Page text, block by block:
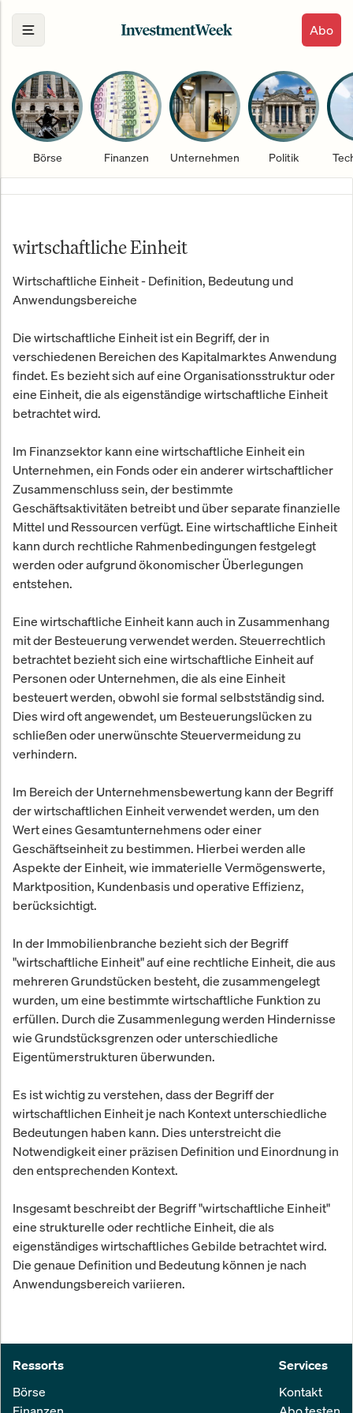
Abo
Börse Finanzen Unternehmen Politik
wirtschaftliche Einheit
Wirtschaftliche Einheit - Definition, Bedeutung und
Anwendungsbereiche
Die wirtschaftliche Einheit ist ein Begriff, der in
verschiedenen Bereichen des Kapitalmarktes Anwendung
findet. Es bezieht sich auf eine Organisationsstruktur oder
eine Einheit, die als eigenständige wirtschaftliche Einheit
betrachtet wird.
Im Finanzsektor kann eine wirtschaftliche Einheit ein
Unternehmen, ein Fonds oder ein anderer wirtschaftlicher
Zusammenschluss sein, der bestimmte
Geschäftsaktivitäten betreibt und über separate finanzielle
Mittel und Ressourcen verfügt. Eine wirtschaftliche Einheit
kann durch rechtliche Rahmenbedingungen festgelegt
werden oder aufgrund ökonomischer Überlegungen
entstehen.
Eine wirtschaftliche Einheit kann auch in Zusammenhang
mit der Besteuerung verwendet werden. Steuerrechtlich
betrachtet bezieht sich eine wirtschaftliche Einheit auf
Personen oder Unternehmen, die als eine Einheit
besteuert werden, obwohl sie formal selbstständig sind.
Dies wird oft angewendet, um Besteuerungslücken zu
schließen oder unerwünschte Steuervermeidung zu
verhindern.
Im Bereich der Unternehmensbewertung kann der Begriff
der wirtschaftlichen Einheit verwendet werden, um den
Wert eines Gesamtunternehmens oder einer
Geschäftseinheit zu bestimmen. Hierbei werden alle
Aspekte der Einheit, wie immaterielle Vermögenswerte,
Marktposition, Kundenbasis und operative Effizienz,
berücksichtigt.
In der Immobilienbranche bezieht sich der Begriff
"wirtschaftliche Einheit" auf eine rechtliche Einheit, die aus
mehreren Grundstücken besteht, die zusammengelegt
wurden, um eine bestimmte wirtschaftliche Funktion zu
erfüllen. Durch die Zusammenlegung werden Hindernisse
wie Grundstücksgrenzen oder unterschiedliche
Eigentümerstrukturen überwunden.
Es ist wichtig zu verstehen, dass der Begriff der
wirtschaftlichen Einheit je nach Kontext unterschiedliche
Bedeutungen haben kann. Dies unterstreicht die
Notwendigkeit einer präzisen Definition und Einordnung in
den entsprechenden Kontext.
Insgesamt beschreibt der Begriff "wirtschaftliche Einheit"
eine strukturelle oder rechtliche Einheit, die als
eigenständiges wirtschaftliches Gebilde betrachtet wird.
Die genaue Definition und Bedeutung können je nach
Anwendungsbereich variieren.
Ressorts
Börse
Services
Kontakt